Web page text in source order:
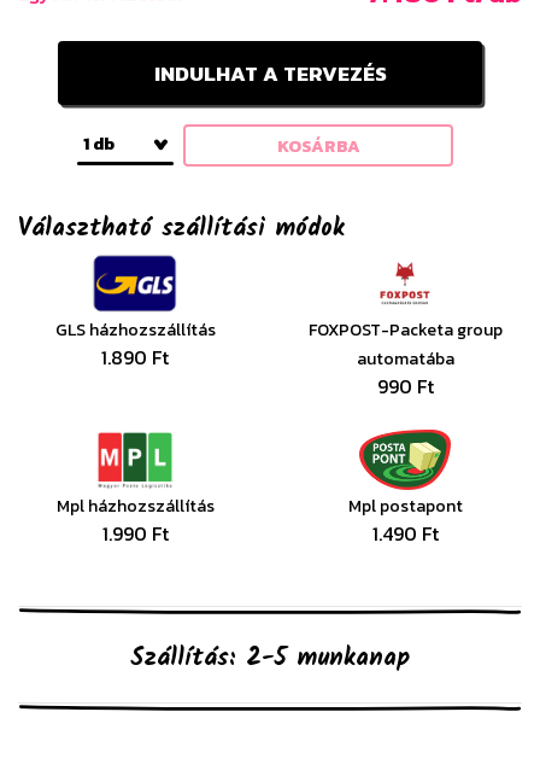
INDULHAT A TERVEZÉS
1 db KOSÁRBA
Választható szállítási módok
GLS házhozszállítás
1.890 Ft
FOXPOST-Packeta group
automatába
990 Ft
Mpl házhozszállítás
1.990 Ft
Mpl postapont
1.490 Ft
Szállítás: 2-5 munkanap